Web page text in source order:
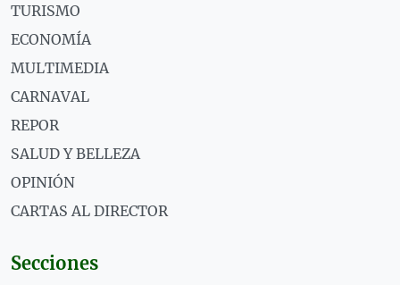
TURISMO
ECONOMÍA
MULTIMEDIA
CARNAVAL
REPOR
SALUD Y BELLEZA
OPINIÓN
CARTAS AL DIRECTOR
Secciones